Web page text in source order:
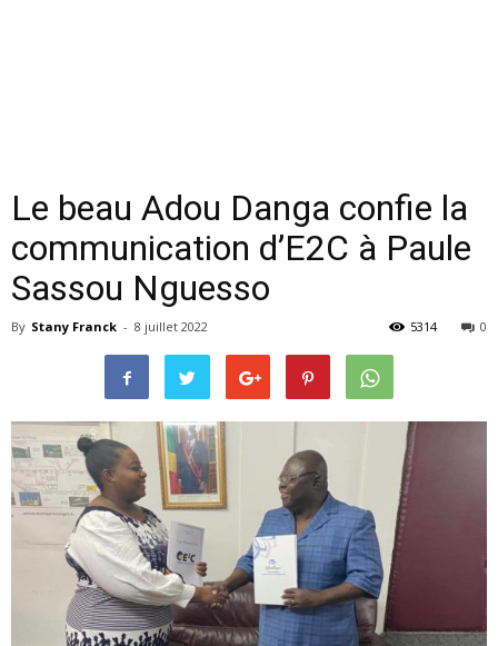
Le beau Adou Danga confie la
communication d’E2C à Paule
Sassou Nguesso
By Stany Franck - 8 juillet 2022 0
5314